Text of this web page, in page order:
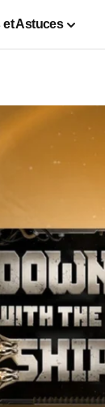
et Astuces